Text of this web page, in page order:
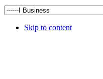
Skip to content